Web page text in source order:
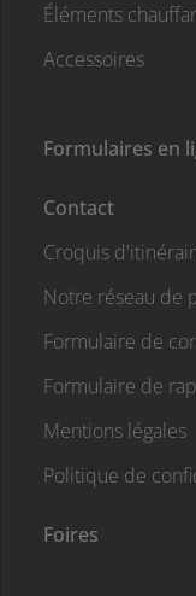
Éléments
Accessoires
Formulaires en
Contact
Croquis
Notre réseau de
Formulaire de
Formulaire de
Mentions légales
Politique de
Foires